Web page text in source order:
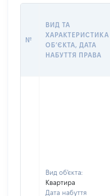
№
ВИД ТА
ХАРАКТЕРИСТИКА
ОБʼЄКТА, ДАТА
НАБУТТЯ ПРАВА
Вид об'єкта:
Квартира
Дата набуття